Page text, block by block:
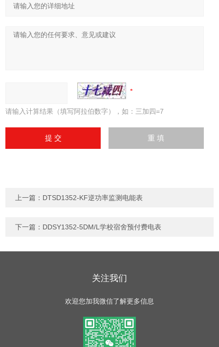
请输入计算结果（填写阿拉伯数字），如：三加四=7
上一篇： DTSD1352-KF逆功率监测电能表
下一篇： DDSY1352-5DM/L学校宿舍预付费电表
关注我们
欢迎您加我微信了解更多信息